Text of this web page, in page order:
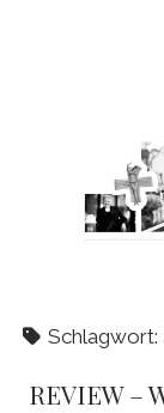
Schlagwort:
REVIEW –